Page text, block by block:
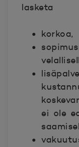
lasketa
korkoa,
ei ole